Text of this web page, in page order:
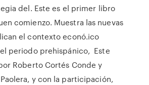
del. Este es el primer libro
comienzo. Muestra las nuevas
el contexto econó.ico
periodo prehispánico, Este
Roberto Cortés Conde y
y con la participación,